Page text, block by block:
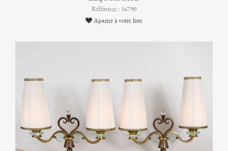
Référence : 16790
Ajouter à votre liste